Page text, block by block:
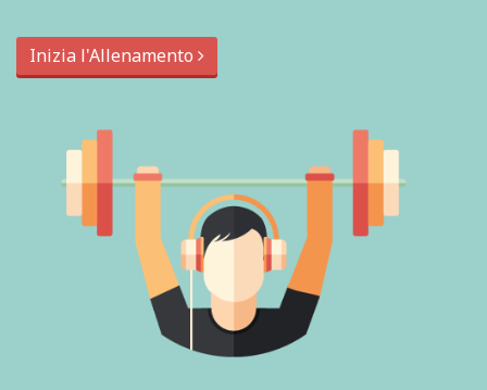
Inizia l'Allenamento